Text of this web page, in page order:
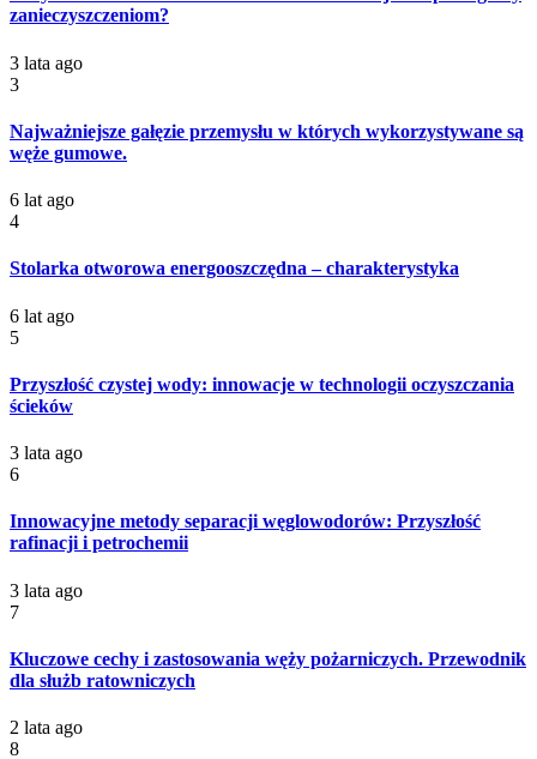
zanieczyszczeniom?
3 lata ago
3
Najważniejsze gałęzie przemysłu w których wykorzystywane są
węże gumowe.
6 lat ago
4
Stolarka otworowa energooszczędna – charakterystyka
6 lat ago
5
Przyszłość czystej wody: innowacje w technologii oczyszczania
ścieków
3 lata ago
6
Innowacyjne metody separacji węglowodorów: Przyszłość
rafinacji i petrochemii
3 lata ago
7
Kluczowe cechy i zastosowania węży pożarniczych. Przewodnik
dla służb ratowniczych
2 lata ago
8